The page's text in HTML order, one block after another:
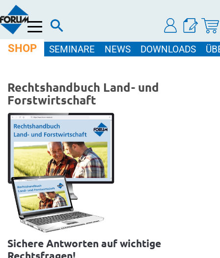
Menü
SHOP SEMINARE NEWS DOWNLOADS
Rechtshandbuch Land- und
Forstwirtschaft
Sichere Antworten auf wichtige
Rechtsfragen!